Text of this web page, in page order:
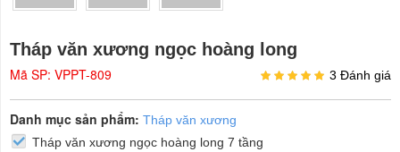
Tháp văn xương ngọc hoàng long
Mã SP: VPPT-809 3 Đánh giá
Danh mục sản phẩm: Tháp văn xương
Tháp văn xương ngọc hoàng long 7 tầng